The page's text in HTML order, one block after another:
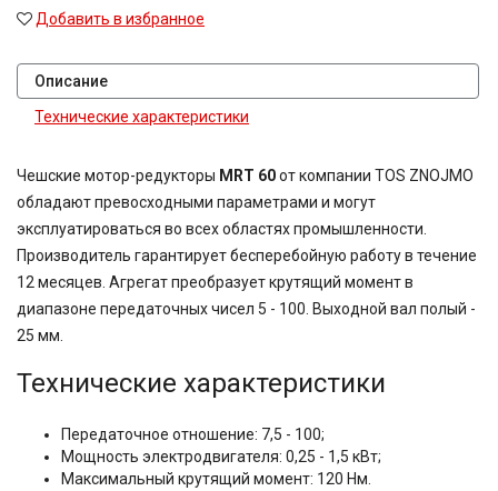
Добавить в избранное
Описание
Технические характеристики
Чешские мотор-редукторы MRT 60от компании TOS ZNOJMO
обладают превосходными параметрами и могут
эксплуатироваться во всех областях промышленности.
Производитель гарантирует бесперебойную работу в течение
12 месяцев. Агрегат преобразует крутящий момент в
диапазоне передаточных чисел 5 - 100. Выходной вал полый -
25 мм.
Технические характеристики
Передаточное отношение: 7,5 - 100;
Мощность электродвигателя: 0,25 - 1,5 кВт;
Максимальный крутящий момент: 120 Нм.